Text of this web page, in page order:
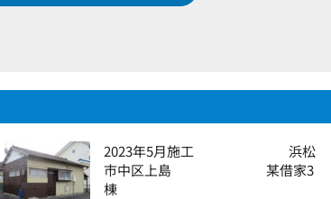
2023年5月施工 浜松
市中区上島 某借家3
棟